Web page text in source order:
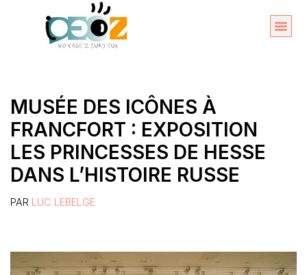
MUSÉE DES ICÔNES À
FRANCFORT : EXPOSITION
LES PRINCESSES DE HESSE
DANS L’HISTOIRE RUSSE
PAR LUC LEBELGE